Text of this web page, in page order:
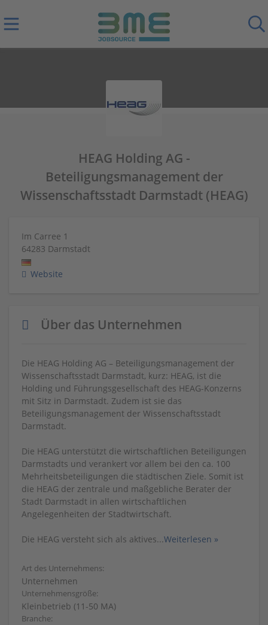
HEAG Holding AG -
Beteiligungsmanagement der
Wissenschaftsstadt Darmstadt (HEAG)
Im Carree 1
64283 Darmstadt
Website
Über das Unternehmen
Die HEAG Holding AG – Beteiligungsmanagement der
Wissenschaftsstadt Darmstadt, kurz: HEAG, ist die
Holding und Führungsgesellschaft des HEAG-Konzerns
mit Sitz in Darmstadt. Zudem ist sie das
Beteiligungsmanagement der Wissenschaftsstadt
Darmstadt.
Die HEAG unterstützt die wirtschaftlichen Beteiligungen
Darmstadts und verankert vor allem bei den ca. 100
Mehrheitsbeteiligungen die städtischen Ziele. Somit ist
die HEAG der zentrale und maßgebliche Berater der
Stadt Darmstadt in allen wirtschaftlichen
Angelegenheiten der Stadtwirtschaft.
Die HEAG versteht sich als aktives...Weiterlesen »
Art des Unternehmens:
Unternehmen
Unternehmensgröße:
Kleinbetrieb (11-50 MA)
Branche: